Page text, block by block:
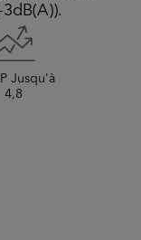
Jusqu'à
4,8